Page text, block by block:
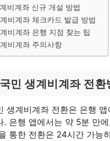
비계좌 신규 개설 방법
비계좌 체크카드 발급 방법
비계좌 은행 지점 찾는 팁
비계좌 주의사항
민 생계비계좌 전환
생계비계좌 전환은 은행
. 은행 앱에서는 약 5분 만
통한 전환은 24시간 가능